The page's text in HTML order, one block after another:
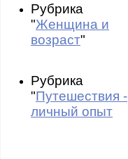
Рубрика
"Женщина и
возраст"
Рубрика
"Путешествия -
личный опыт